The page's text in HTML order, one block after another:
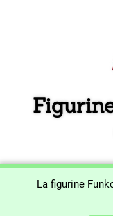
La figurine